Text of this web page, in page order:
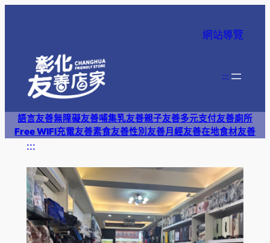
網站導覽
:::
語言友善無障礙友善哺集乳友善親子友善多元支付友善廁所
Free WIFI充電友善素食友善性別友善月經友善在地食材友善
:::